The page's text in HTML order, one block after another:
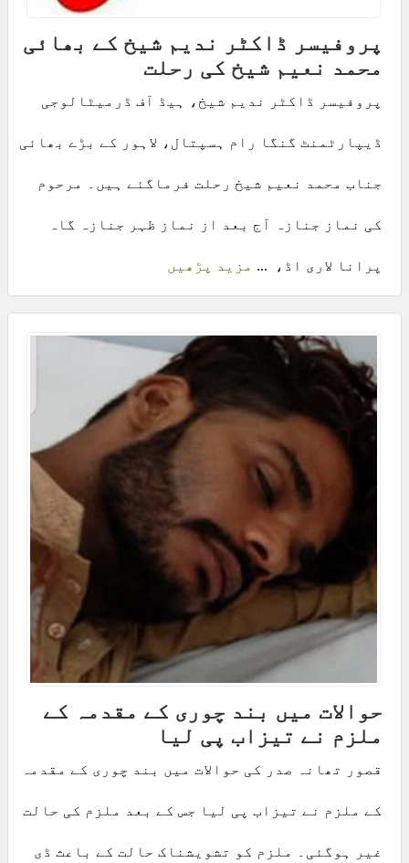
پروفیسر ڈاکٹر ندیم شیخ کے بھائی
محمد نعیم شیخ کی رحلت
پروفیسر ڈاکٹر ندیم شیخ، ہیڈ آف ڈرمیٹالوجی
ڈیپارٹمنٹ گنگا رام ہسپتال، لاہور کے بڑے بھائی
جناب محمد نعیم شیخ رحلت فرماگئے ہیں۔ مرحوم
کی نماز جنازہ آج بعد از نماز ظہر جنازہ گاہ
پرانا لاری اڈ، ... مزید پڑھیں
حوالات میں بند چوری کے مقدمہ کے
ملزم نے تیزاب پی لیا
قصور تھانہ صدر کی حوالات میں بند چوری کے مقدمہ
کے ملزم نے تیزاب پی لیا جس کے بعد ملزم کی حالت
غیر ہوگئی۔ ملزم کو تشویشناک حالت کے باعث ڈی